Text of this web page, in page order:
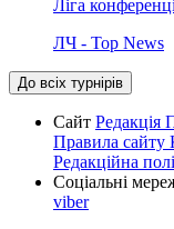
Ліга
ЛЧ - Top News
До всіх турнірів
Сайт Редакція
Правила сайту
Редакційна
Соціальні
viber